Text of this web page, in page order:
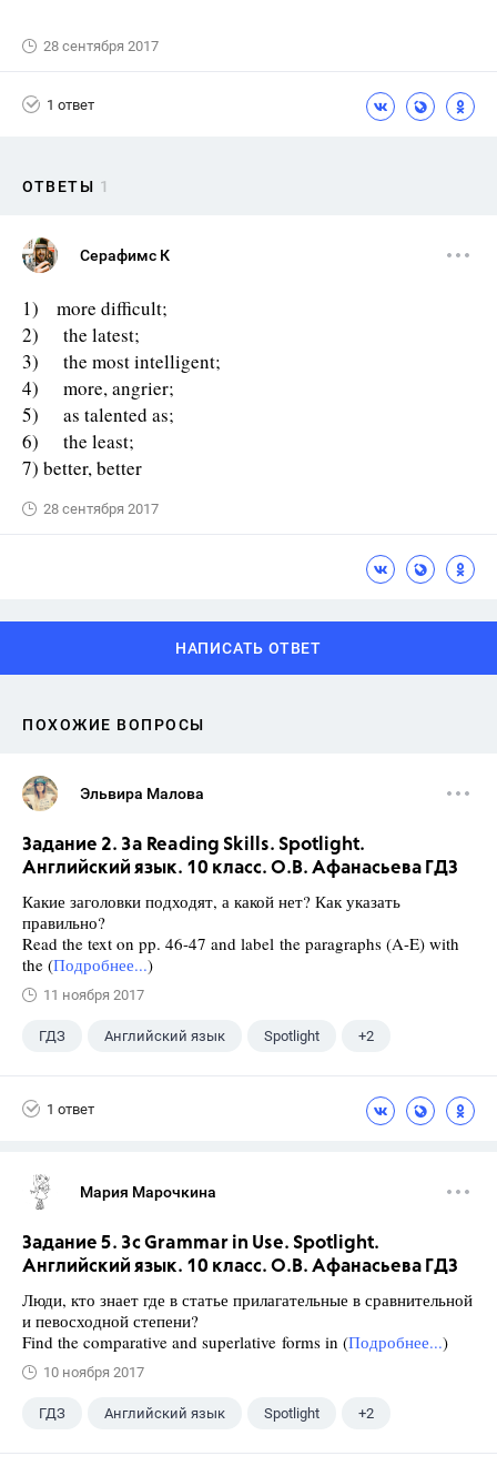
28 сентября 2017
1 ответ
ОТВЕТЫ 1
Серафимс К
1) more difficult;
2) the latest;
3) the most intelligent;
4) more, angrier;
5) as talented as;
6) the least;
7) better, better
28 сентября 2017
НАПИСАТЬ ОТВЕТ
ПОХОЖИЕ ВОПРОСЫ
Эльвира Малова
Задание 2. 3a Reading Skills. Spotlight.
Английский язык. 10 класс. О.В. Афанасьева ГДЗ
Какие заголовки подходят, а какой нет? Как указать
правильно?
Read the text on pp. 46-47 and label the paragraphs (A-E) with
the (Подробнее...)
11 ноября 2017
ГДЗ Английский язык Spotlight +2
1 ответ
Мария Марочкина
Задание 5. 3с Grammar in Use. Spotlight.
Английский язык. 10 класс. О.В. Афанасьева ГДЗ
Люди, кто знает где в статье прилагательные в сравнительной
и певосходной степени?
Find the comparative and superlative forms in (Подробнее...)
10 ноября 2017
ГДЗ Английский язык Spotlight +2